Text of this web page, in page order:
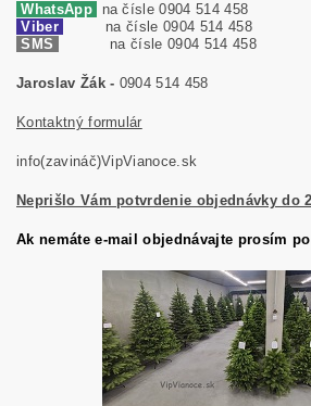
WhatsApp
na čísle 0904 514 458
Viber
na čísle 0904 514 458
SMS
na čísle 0904 514 458
Jaroslav Žák - 0904 514 458
Kontaktný formulár
info(zavináč)VipVianoce.sk
Neprišlo Vám potvrdenie objednávky do
Ak nemáte e-mail objednávajte prosím